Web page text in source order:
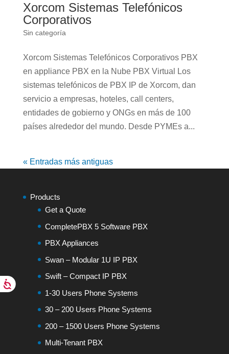
Xorcom Sistemas Telefónicos
Corporativos
Sin categoría
Xorcom Sistemas Telefónicos Corporativos PBX
en appliance PBX en la Nube PBX Virtual Los
sistemas telefónicos de PBX IP de Xorcom, dan
servicio a empresas, hoteles, call centers,
entidades de gobierno y ONGs en más de 100
países alrededor del mundo. Desde PYMEs a...
« Entradas más antiguas
Products
Get a Quote
CompletePBX 5 Software PBX
PBX Appliances
Swan – Modular 1U IP PBX
Swift – Compact IP PBX
1-30 Users Phone Systems
30 – 200 Users Phone Systems
200 – 1500 Users Phone Systems
Multi-Tenant PBX